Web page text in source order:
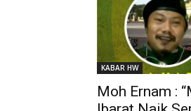
KABAR HW
Moh Ernam :